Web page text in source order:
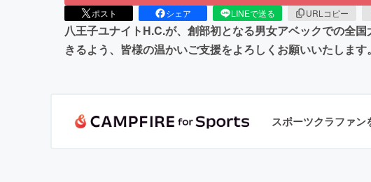
ポスト シェア LINEで送る URLコピー
八王子ユナイトH.C.が、創部初となる男女アベックでの全
きるよう、皆様の温かいご支援をよろしくお願いいたします。
スポーツクラファン